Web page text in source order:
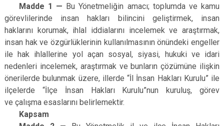
Madde 1 — Bu Yönetmeliğin amacı; toplumda ve kamu
görevlilerinde insan hakları bilincini geliştirmek, insan
haklarını korumak, ihlal iddialarını incelemek ve araştırmak,
insan hak ve özgürlüklerinin kullanılmasının önündeki engeller
ile hak ihlallerine yol açan sosyal, siyasi, hukuki ve idari
nedenleri incelemek, araştırmak ve bunların çözümüne ilişkin
önerilerde bulunmak üzere, illerde “İl İnsan Hakları Kurulu” ile
ilçelerde “İlçe İnsan Hakları Kurulu”nun kuruluş, görev
ve çalışma esaslarını belirlemektir.
Kapsam